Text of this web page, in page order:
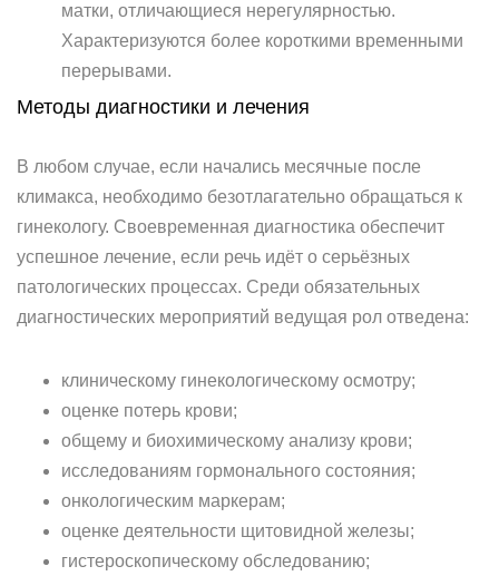
матки, отличающиеся нерегулярностью.
Характеризуются более короткими временными
перерывами.
Методы диагностики и лечения
В любом случае, если начались месячные после
климакса, необходимо безотлагательно обращаться к
гинекологу. Своевременная диагностика обеспечит
успешное лечение, если речь идёт о серьёзных
патологических процессах. Среди обязательных
диагностических мероприятий ведущая рол отведена:
клиническому гинекологическому осмотру;
оценке потерь крови;
общему и биохимическому анализу крови;
исследованиям гормонального состояния;
онкологическим маркерам;
оценке деятельности щитовидной железы;
гистероскопическому обследованию;